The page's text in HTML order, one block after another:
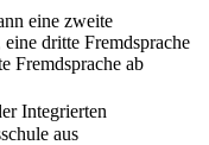
eine zweite
dritte Fremdsprache
Fremdsprache ab
Integrierten
aus